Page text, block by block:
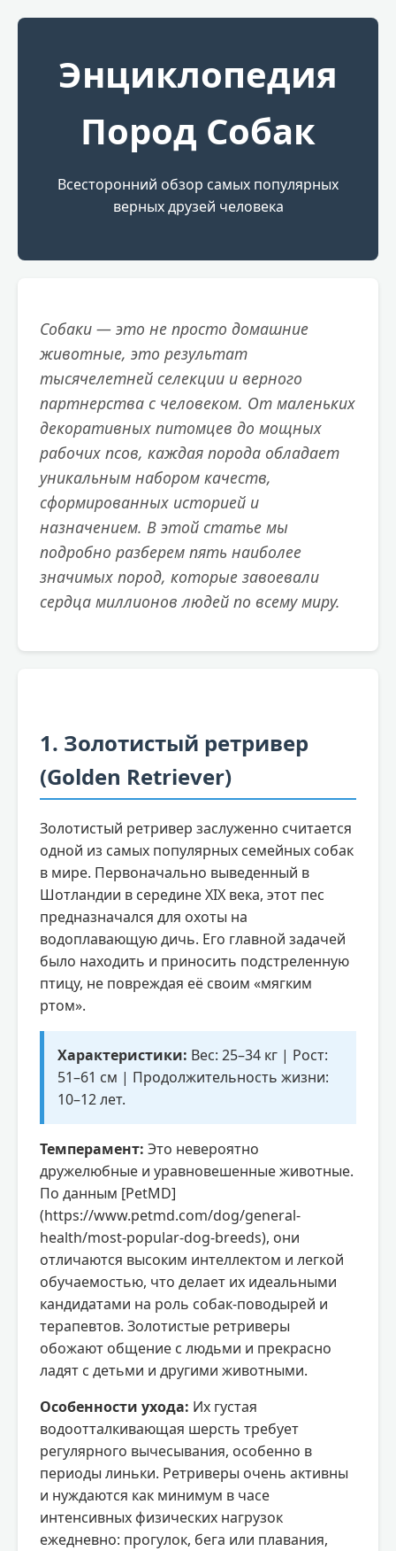
Энциклопедия
Пород Собак
Всесторонний обзор самых популярных
верных друзей человека
Собаки — это не просто домашние
животные, это результат
тысячелетней селекции и верного
партнерства с человеком. От маленьких
декоративных питомцев до мощных
рабочих псов, каждая порода обладает
уникальным набором качеств,
сформированных историей и
назначением. В этой статье мы
подробно разберем пять наиболее
значимых пород, которые завоевали
сердца миллионов людей по всему миру.
1. Золотистый ретривер
(Golden Retriever)
Золотистый ретривер заслуженно считается
одной из самых популярных семейных собак
в мире. Первоначально выведенный в
Шотландии в середине XIX века, этот пес
предназначался для охоты на
водоплавающую дичь. Его главной задачей
было находить и приносить подстреленную
птицу, не повреждая её своим «мягким
ртом».
Характеристики: Вес: 25–34 кг | Рост:
51–61 см | Продолжительность жизни:
10–12 лет.
Темперамент: Это невероятно
дружелюбные и уравновешенные животные.
По данным [PetMD]
(https://www.petmd.com/dog/general-
health/most-popular-dog-breeds), они
отличаются высоким интеллектом и легкой
обучаемостью, что делает их идеальными
кандидатами на роль собак-поводырей и
терапевтов. Золотистые ретриверы
обожают общение с людьми и прекрасно
ладят с детьми и другими животными.
Особенности ухода: Их густая
водоотталкивающая шерсть требует
регулярного вычесывания, особенно в
периоды линьки. Ретриверы очень активны
и нуждаются как минимум в часе
интенсивных физических нагрузок
ежедневно: прогулок, бега или плавания,